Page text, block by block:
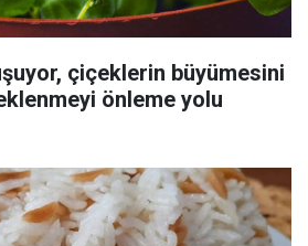
çiçeklerin büyümesini
önleme yolu